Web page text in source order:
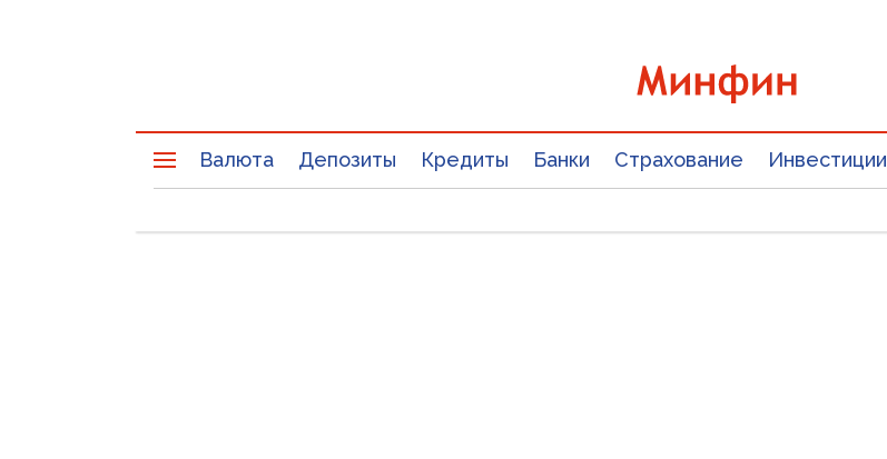
Валюта Депозиты Кредиты Банки Страхование Инвестиции